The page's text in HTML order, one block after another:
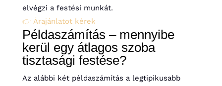
elvégzi a festési munkát.
👉 Árajánlatot kérek
Példaszámítás – mennyibe
kerül egy átlagos szoba
tisztasági festése?
Az alábbi két példaszámítás a legtipikusabb